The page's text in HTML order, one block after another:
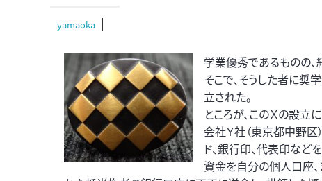
yamaoka
学業優秀であるものの
そこで、そうした者に奨
立された。
ところが、このＸの設立
会社Ｙ社（東京都中野区
ド、銀行印、代表印など
資金を自分の個人口座